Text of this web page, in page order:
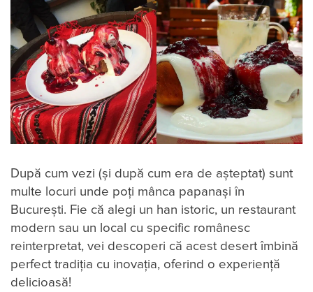
După cum vezi (și după cum era de așteptat) sunt
multe locuri unde poți mânca papanași în
București. Fie că alegi un han istoric, un restaurant
modern sau un local cu specific românesc
reinterpretat, vei descoperi că acest desert îmbină
perfect tradiția cu inovația, oferind o experiență
delicioasă!